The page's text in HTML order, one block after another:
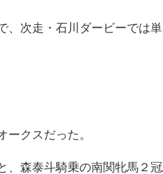
次走・石川ダービーでは
クスだった。
、森泰斗騎乗の南関牝馬２